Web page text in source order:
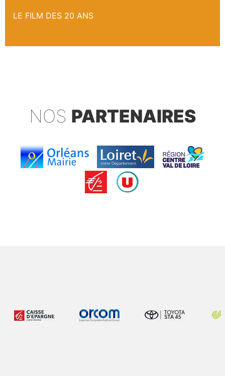
LE FILM DES 20 ANS
NOS PARTENAIRES